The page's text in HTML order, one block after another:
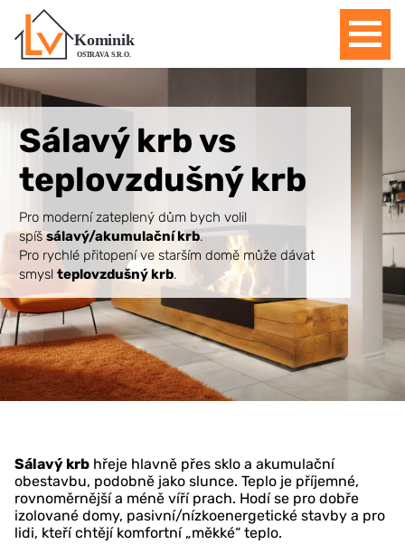
Sálavý krb vs
teplovzdušný krb
Pro moderní zateplený dům bych volil
spíšsálavý/akumulační krb.
Pro rychlé přitopení ve starším domě může dávat
smyslteplovzdušný krb.
Sálavý krb hřeje hlavně přes sklo a akumulační
obestavbu, podobně jako slunce. Teplo je příjemné,
rovnoměrnější a méně víří prach. Hodí se pro dobře
izolované domy, pasivní/nízkoenergetické stavby a pro
lidi, kteří chtějí komfortní „měkké“ teplo.